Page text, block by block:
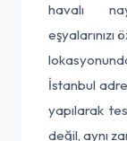
havalı
eşyalarınızı
İstanbul
yapılarak
değil, aynı